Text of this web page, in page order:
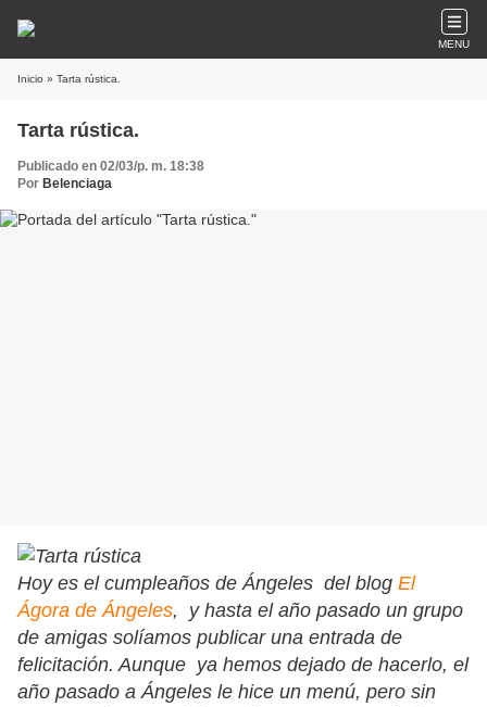
MENU
Inicio » Tarta rústica.
Tarta rústica.
Publicado en 02/03/p. m. 18:38
Por Belenciaga
Hoy es el cumpleaños de Ángeles del blog El
Ágora de Ángeles, y hasta el año pasado un grupo
de amigas solíamos publicar una entrada de
felicitación. Aunque ya hemos dejado de hacerlo, el
año pasado a Ángeles le hice un menú, pero sin